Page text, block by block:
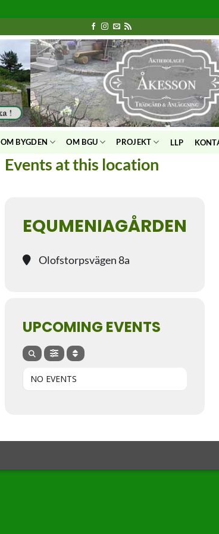
OM BYGDEN OM BGU PROJEKT LLP
Events at this location
EQUMENIAGÅRDEN
Olofstorpsvägen 8a
UPCOMING EVENTS
NO EVENTS